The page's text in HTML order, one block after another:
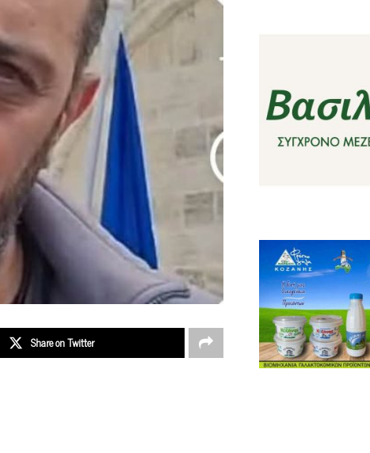
Share on Twitter